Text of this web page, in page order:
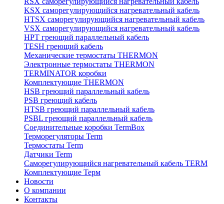
KSX саморегулирующийся нагревательный кабель
HTSX саморегулирующийся нагревательный кабель
VSX саморегулирующийся нагревательный кабель
НРТ греющий параллельный кабель
TESH греющий кабель
Механические термостаты THERMON
Электронные термостаты THERMON
TERMINATOR коробки
Комплектующие THERMON
HSB греющий параллельный кабель
PSB греющий кабель
HTSB греющий параллельный кабель
PSBL греющий параллельный кабель
Соединительные коробки TermBox
Терморегуляторы Term
Термостаты Term
Датчики Term
Саморегулирующийся нагревательный кабель TERM
Комплектующие Терм
Новости
О компании
Контакты